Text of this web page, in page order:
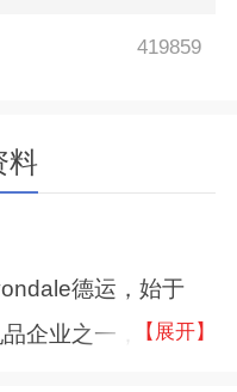
419859
料
德运，始于
企业之一，全球较
【展开】